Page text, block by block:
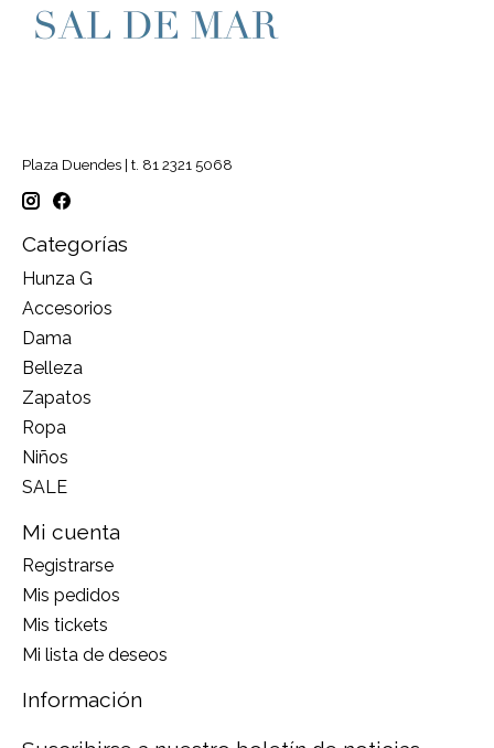
Plaza Duendes | t. 81 2321 5068
Categorías
Hunza G
Accesorios
Dama
Belleza
Zapatos
Ropa
Niños
SALE
Mi cuenta
Registrarse
Mis pedidos
Mis tickets
Mi lista de deseos
Información